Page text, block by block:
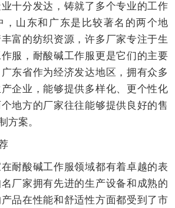
十分发达，铸就了多个专业的工作
，山东和广东是比较著名的两个地
富的纺织资源，许多厂家专注于生
服，耐酸碱工作服更是它们的主要
东省作为经济发达地区，拥有众多
企业，能够提供多样化、更个性化
地方的厂家往往能够提供良好的售
方案。
耐酸碱工作服领域都有着卓越的表
厂家拥有先进的生产设备和成熟的
品在性能和舒适性方面都受到了市